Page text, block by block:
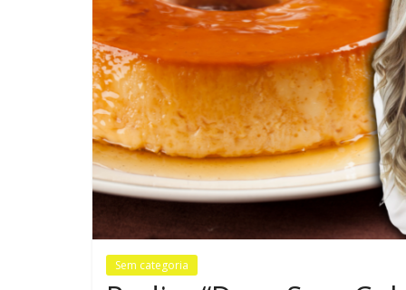
Sem categoria